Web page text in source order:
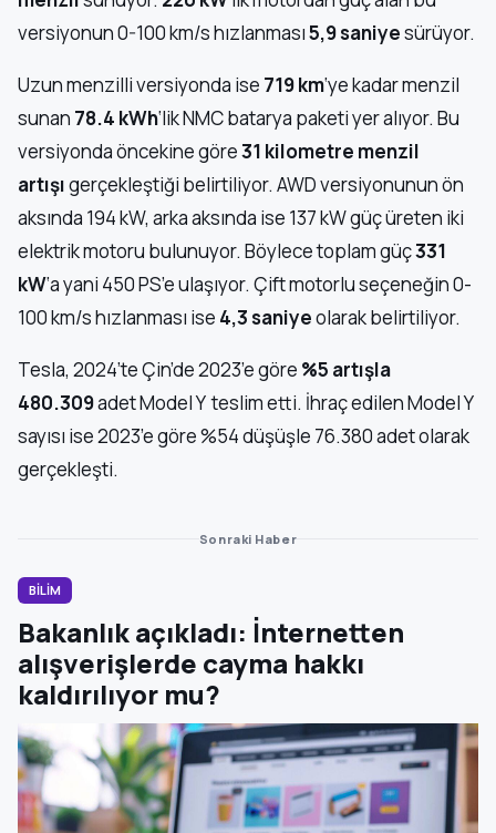
versiyonun 0-100 km/s hızlanması5,9 saniyesürüyor.
Uzun menzilli versiyonda ise 719 km‘ye kadar menzil
sunan 78.4 kWh‘lik NMC batarya paketi yer alıyor. Bu
versiyonda öncekine göre31 kilometre menzil
artışıgerçekleştiği belirtiliyor. AWD versiyonunun ön
aksında 194 kW, arka aksında ise 137 kW güç üreten iki
elektrik motoru bulunuyor. Böylece toplam güç331
kW‘a yani 450 PS’e ulaşıyor. Çift motorlu seçeneğin 0-
100 km/s hızlanması ise 4,3 saniyeolarak belirtiliyor.
Tesla, 2024’te Çin’de 2023’e göre %5 artışla
480.309adet Model Y teslim etti. İhraç edilen Model Y
sayısı ise 2023’e göre %54 düşüşle 76.380 adet olarak
gerçekleşti.
Sonraki Haber
BİLİM
Bakanlık açıkladı: İnternetten
alışverişlerde cayma hakkı
kaldırılıyor mu?